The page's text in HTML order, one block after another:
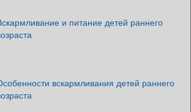
и питание детей раннего
вскармливания детей раннего